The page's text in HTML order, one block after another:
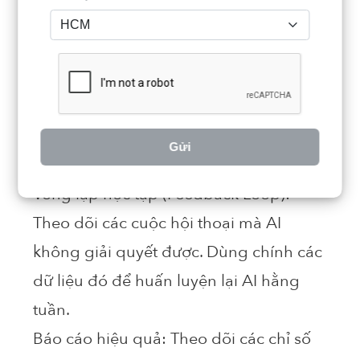
Gửi
(Omnichannel)
Đưa AI Agent lên các nền tảng mà khách
Tích hợp đa nền tảng:
Facebook Messenger và cả Tổng đài.
Vòng lặp học tập (Feedback Loop):
Theo dõi các cuộc hội thoại mà AI
không giải quyết được. Dùng chính các
dữ liệu đó để huấn luyện lại AI hằng
tuần.
Báo cáo hiệu quả: Theo dõi các chỉ số